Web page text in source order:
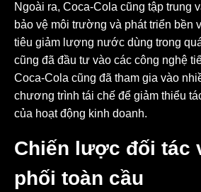
Ngoài ra, Coca-Cola cũng tập trung
bảo vệ môi trường và phát triển bền
tiêu giảm lượng nước dùng trong
cũng đã đầu tư vào các công nghệ
Coca-Cola cũng đã tham gia vào
chương trình tái chế để giảm thiểu
của hoạt động kinh doanh.
Chiến lược đối tác
phối toàn cầu